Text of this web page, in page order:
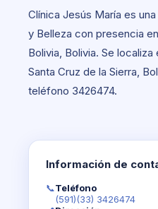
Clínica Jesús María es
y Belleza con presencia
Bolivia, Bolivia. Se localiza
Santa Cruz de la Sierra,
teléfono 3426474.
Información de
📞Teléfono
(591)(33) 3426474